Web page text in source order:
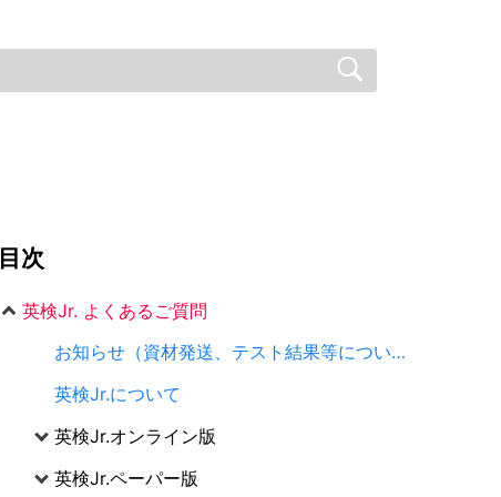
目次
英検Jr. よくあるご質問
お知らせ（資材発送、テスト結果等について）
英検Jr.について
英検Jr.オンライン版
英検Jr.ペーパー版